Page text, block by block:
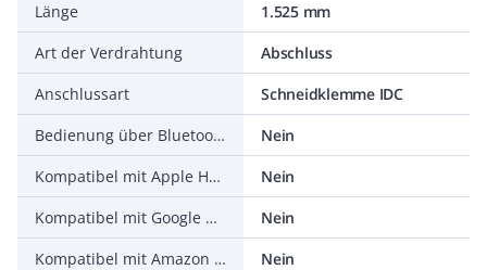
Länge
1.525 mm
Art der Verdrahtung
Abschluss
Anschlussart
Schneidklemme IDC
Bedienung über Bluetooth
Nein
Kompatibel mit Apple HomeKit
Nein
Kompatibel mit Google Assistant
Nein
Kompatibel mit Amazon Alexa
Nein